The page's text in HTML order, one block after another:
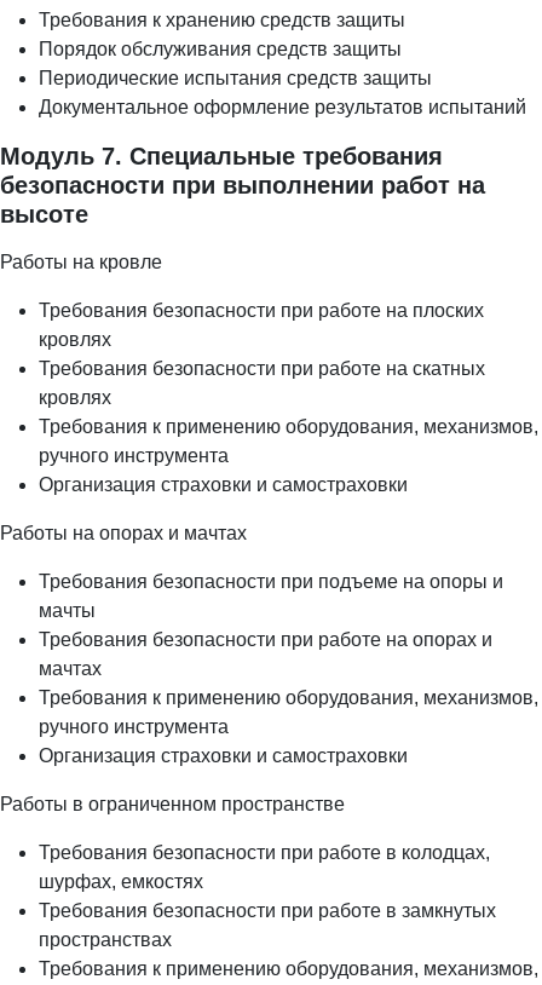
Требования к хранению средств защиты
Порядок обслуживания средств защиты
Периодические испытания средств защиты
Документальное оформление результатов испытаний
Модуль 7. Специальные требования
безопасности при выполнении работ на
высоте
Работы на кровле
Требования безопасности при работе на плоских
кровлях
Требования безопасности при работе на скатных
кровлях
Требования к применению оборудования, механизмов,
ручного инструмента
Организация страховки и самостраховки
Работы на опорах и мачтах
Требования безопасности при подъеме на опоры и
мачты
Требования безопасности при работе на опорах и
мачтах
Требования к применению оборудования, механизмов,
ручного инструмента
Организация страховки и самостраховки
Работы в ограниченном пространстве
Требования безопасности при работе в колодцах,
шурфах, емкостях
Требования безопасности при работе в замкнутых
пространствах
Требования к применению оборудования, механизмов,